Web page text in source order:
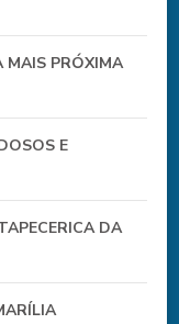
MAIS PRÓXIMA
E
DA